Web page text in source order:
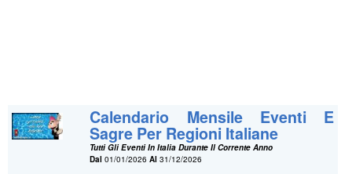
Calendario Mensile Eventi E
Sagre Per Regioni Italiane
Tutti Gli Eventi In Italia Durante Il Corrente Anno
Dal 01/01/2026Al 31/12/2026